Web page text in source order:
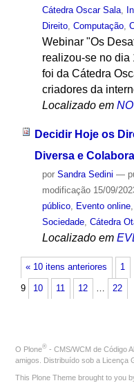
Cátedra Oscar Sala,
Direito, Computação,
Webinar "Os
realizou-se no dia
foi da Cátedra
criadores da
Localizado em
Decidir Hoje os
Diversa e
por Sandra Sedini —
modificação15/09/
público, Evento online,
Sociedade, Cátedra
Localizado em
« 10 itens anteriores 1
9 10 11 12 … 22
O Plone® - CMS/WCM de Código
amigos. Distribuído sob a Licença
This Plone Theme brought to you